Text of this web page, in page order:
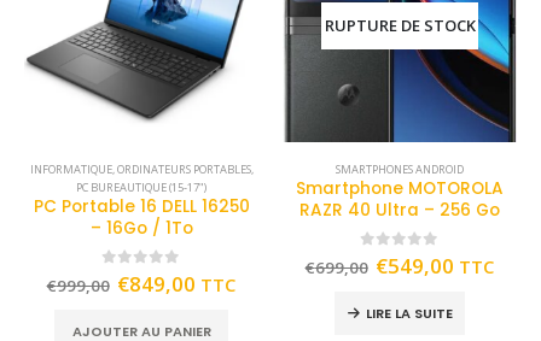
INFORMATIQUE,ORDINATEURS PORTABLES,
PC BUREAUTIQUE (15-17")
PC Portable 16 DELL 16250
– 16Go / 1To
out of 5
€999,00 €849,00 TTC
AJOUTER AU PANIER
RUPTURE DE STOCK
SMARTPHONES ANDROID
Smartphone MOTOROLA
RAZR 40 Ultra – 256 Go
out of 5
€699,00 €549,00 TTC
LIRE LA SUITE